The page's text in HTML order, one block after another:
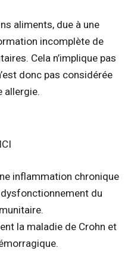
aliments, due à une
incomplète de
Cela n’implique pas
donc pas considérée
allergie.
inflammation chronique
du
la maladie de Crohn et